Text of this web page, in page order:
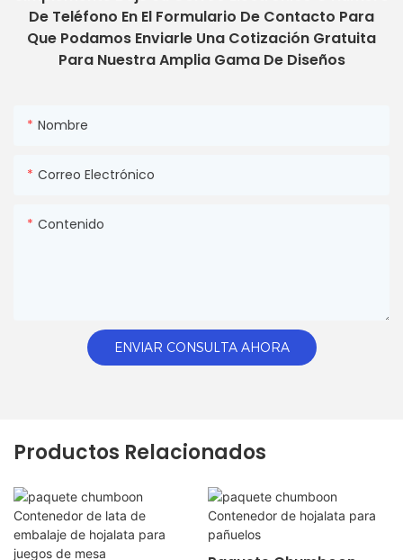
De Teléfono En El Formulario De Contacto Para
Que Podamos Enviarle Una Cotización Gratuita
Para Nuestra Amplia Gama De Diseños
Nombre
Correo Electrónico
Contenido
ENVIAR CONSULTA AHORA
Productos Relacionados